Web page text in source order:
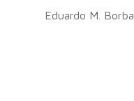
Eduardo M. Borba